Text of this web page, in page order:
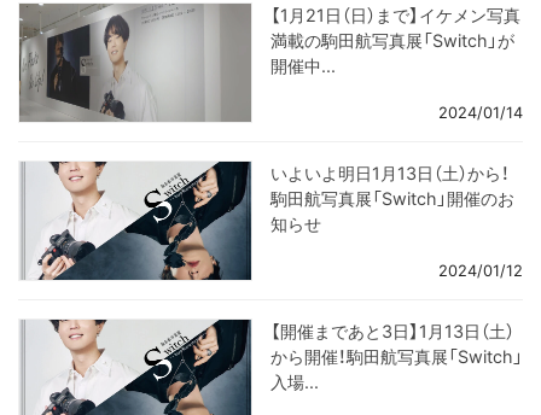
【1月21日（日）まで】イケメン写真
満載の駒田航写真展「Switch」が
開催中...
2024/01/14
いよいよ明日1月13日（土）から！
駒田航写真展「Switch」開催のお
知らせ
2024/01/12
【開催まであと3日】1月13日（土）
から開催！駒田航写真展「Switch」
入場...